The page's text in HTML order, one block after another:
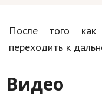
После того как
переходить к
Видео